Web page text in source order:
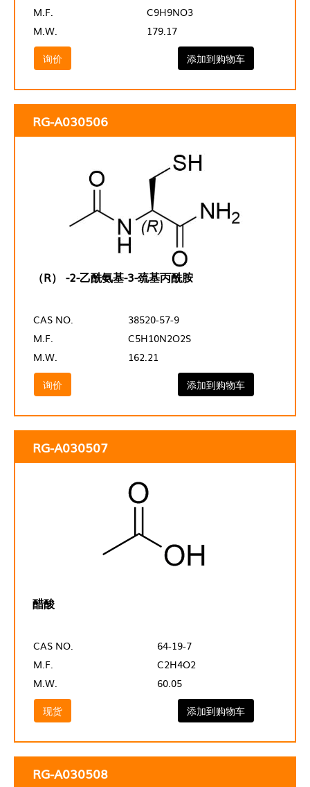
M.F.
C9H9NO3
M.W.
179.17
询价
添加到购物车
RG-A030506
（R） -2-乙酰氨基-3-巯基丙酰胺
CAS NO.
38520-57-9
M.F.
C5H10N2O2S
M.W.
162.21
询价
添加到购物车
RG-A030507
醋酸
CAS NO.
64-19-7
M.F.
C2H4O2
M.W.
60.05
现货
添加到购物车
RG-A030508